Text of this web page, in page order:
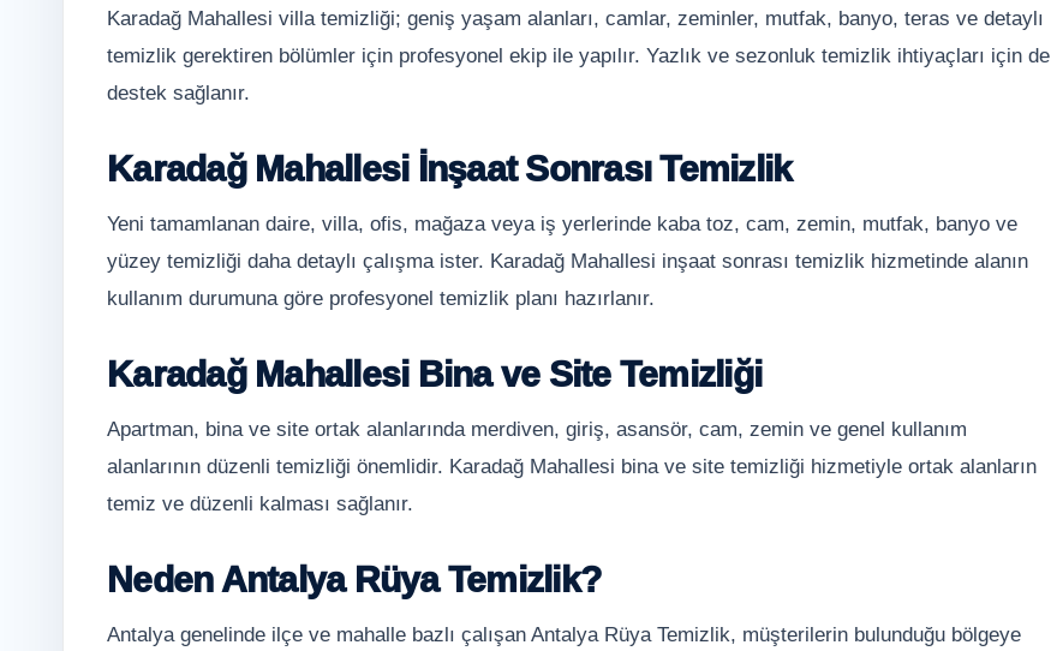
Karadağ Mahallesi villa temizliği; geniş yaşam alanları, camlar, zeminler, mutfak, banyo, teras ve detaylı
temizlik gerektiren bölümler için profesyonel ekip ile yapılır. Yazlık ve sezonluk temizlik ihtiyaçları için de
destek sağlanır.
Karadağ Mahallesi İnşaat Sonrası Temizlik
Yeni tamamlanan daire, villa, ofis, mağaza veya iş yerlerinde kaba toz, cam, zemin, mutfak, banyo ve
yüzey temizliği daha detaylı çalışma ister. Karadağ Mahallesi inşaat sonrası temizlik hizmetinde alanın
kullanım durumuna göre profesyonel temizlik planı hazırlanır.
Karadağ Mahallesi Bina ve Site Temizliği
Apartman, bina ve site ortak alanlarında merdiven, giriş, asansör, cam, zemin ve genel kullanım
alanlarının düzenli temizliği önemlidir. Karadağ Mahallesi bina ve site temizliği hizmetiyle ortak alanların
temiz ve düzenli kalması sağlanır.
Neden Antalya Rüya Temizlik?
Antalya genelinde ilçe ve mahalle bazlı çalışan Antalya Rüya Temizlik, müşterilerin bulunduğu bölgeye